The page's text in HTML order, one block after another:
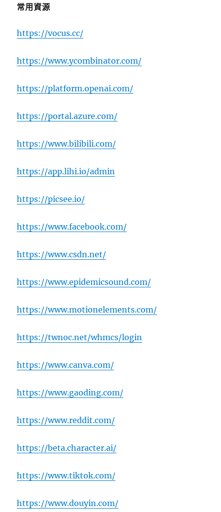
常用資源
https://vocus.cc/
https://www.ycombinator.com/
https://platform.openai.com/
https://portal.azure.com/
https://www.bilibili.com/
https://app.lihi.io/admin
https://picsee.io/
https://www.facebook.com/
https://www.csdn.net/
https://www.epidemicsound.com/
https://www.motionelements.com/
https://twnoc.net/whmcs/login
https://www.canva.com/
https://www.gaoding.com/
https://www.reddit.com/
https://beta.character.ai/
https://www.tiktok.com/
https://www.douyin.com/